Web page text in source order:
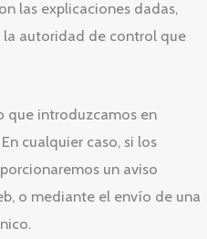
las explicaciones dadas,
autoridad de control que
que introduzcamos en
cualquier caso, si los
un aviso
o mediante el envío de una